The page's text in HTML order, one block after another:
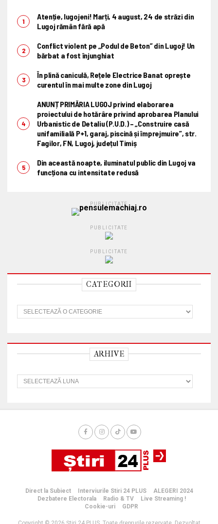
Atenție, lugojeni! Marți, 4 august, 24 de străzi din
Lugoj rămân fără apă
Conflict violent pe „Podul de Beton” din Lugoj! Un
bărbat a fost înjunghiat
În plină caniculă, Rețele Electrice Banat oprește
curentul în mai multe zone din Lugoj
ANUNȚ PRIMĂRIA LUGOJ privind elaborarea
proiectului de hotărâre privind aprobarea Planului
Urbanistic de Detaliu (P.U.D.) – „Construire casă
unifamilială P+1, garaj, piscină și împrejmuire”, str.
Fagilor, FN, Lugoj, județul Timiș
Din această noapte, iluminatul public din Lugoj va
funcționa cu intensitate redusă
PUBLICITATE
PUBLICITATE
PUBLICITATE
CATEGORII
C
a
r
ARHIVE
A
r
Direct la Subiect Interviurile Stiri 24 PLUS
ALEGERI 2024
Dezbatere Electorala
Radio & TV
Live Streaming !
Cookie-uri
GDPR